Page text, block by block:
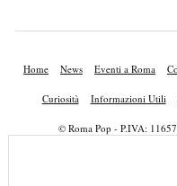
Home News Eventi a Roma
Curiosità Informazioni Utili
© Roma Pop - P.IVA: